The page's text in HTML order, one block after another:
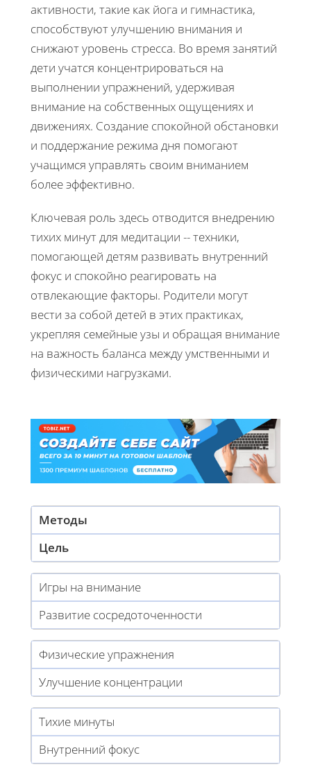
активности, такие как йога и гимнастика,
способствуют улучшению внимания и
снижают уровень стресса. Во время занятий
дети учатся концентрироваться на
выполнении упражнений, удерживая
внимание на собственных ощущениях и
движениях. Создание спокойной обстановки
и поддержание режима дня помогают
учащимся управлять своим вниманием
более эффективно.
Ключевая роль здесь отводится внедрению
тихих минут для медитации -- техники,
помогающей детям развивать внутренний
фокус и спокойно реагировать на
отвлекающие факторы. Родители могут
вести за собой детей в этих практиках,
укрепляя семейные узы и обращая внимание
на важность баланса между умственными и
физическими нагрузками.
Методы
Цель
Игры на внимание
Развитие сосредоточенности
Физические упражнения
Улучшение концентрации
Тихие минуты
Внутренний фокус